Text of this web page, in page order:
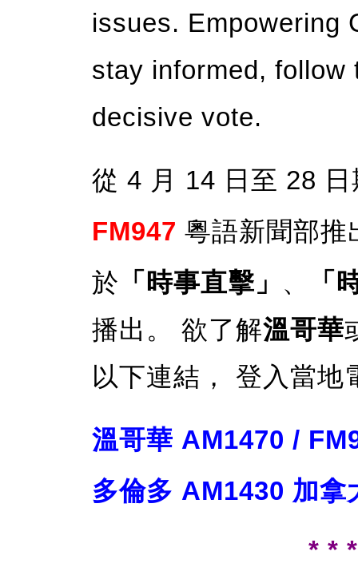
issues. Empowering
stay informed,
decisive vote.
從 4 月 14 日至 28
FM947 粵語新聞部推
於 「時事直擊」 、
「
播出。 欲了解溫哥華
以下連結， 登入當
溫哥華 AM1470 /
多倫多 AM1430 加拿
* *